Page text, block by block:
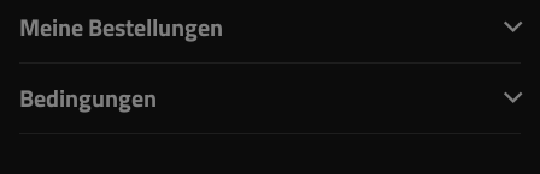
Meine Bestellungen
Bedingungen